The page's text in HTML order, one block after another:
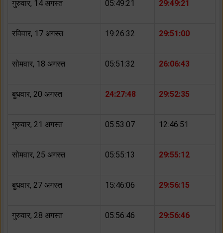
गुरुवार, 14 अगस्त 05:49:21 29:49:21
रविवार, 17 अगस्त 19:26:32 29:51:00
सोमवार, 18 अगस्त 05:51:32 26:06:43
बुधवार, 20 अगस्त 24:27:48 29:52:35
गुरुवार, 21 अगस्त 05:53:07 12:46:51
सोमवार, 25 अगस्त 05:55:13 29:55:12
बुधवार, 27 अगस्त 15:46:06 29:56:15
गुरुवार, 28 अगस्त 05:56:46 29:56:46